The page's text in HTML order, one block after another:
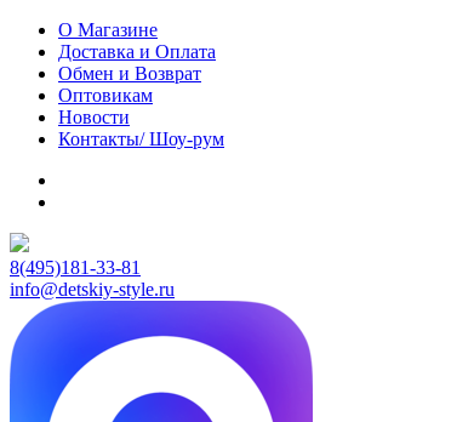
О Магазине
Доставка и Оплата
Обмен и Возврат
Оптовикам
Новости
Контакты/ Шоу-рум
8(495)181-33-81
info@detskiy-style.ru